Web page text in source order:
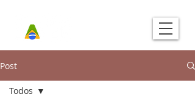
Post
Todos